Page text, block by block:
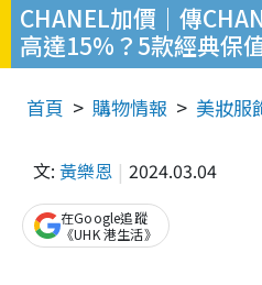
CHANEL加價｜傳
高達15%？5款經典保
首頁 購物情報 美妝服
文: 黃樂恩 2024.03.04
在Google追蹤
《UHK 港生活》